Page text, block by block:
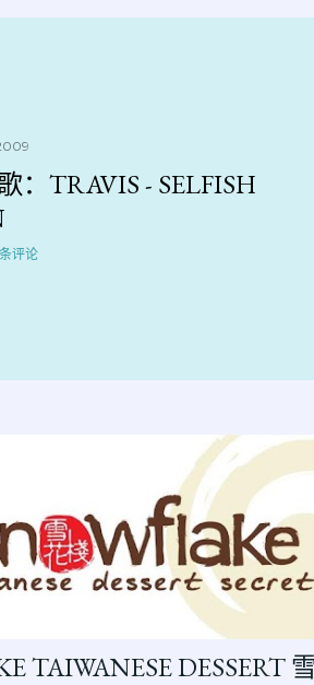
：TRAVIS - SELFISH
评论
TAIWANESE DESSERT